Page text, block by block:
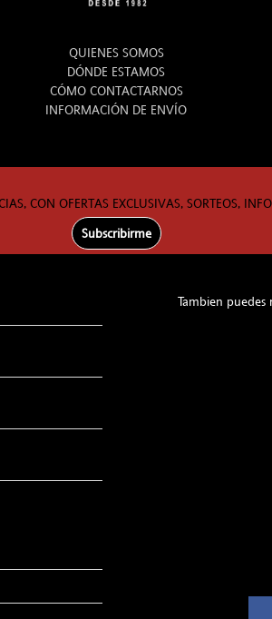
QUIENES SOMOS
DÓNDE ESTAMOS
CÓMO CONTACTARNOS
INFORMACIÓN DE ENVÍO
CON OFERTAS EXCLUSIVAS, SORTEOS,
Subscribirme
Tambien